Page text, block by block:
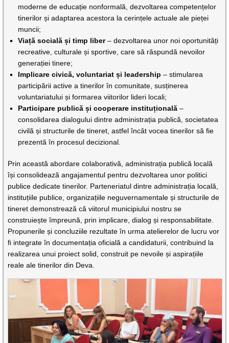
moderne de educație nonformală, dezvoltarea competențelor
tinerilor și adaptarea acestora la cerințele actuale ale pieței
muncii;
Viață socială și timp liber– dezvoltarea unor noi oportunități
recreative, culturale și sportive, care să răspundă nevoilor
generației tinere;
Implicare civică, voluntariat și leadership – stimularea
participării active a tinerilor în comunitate, susținerea
voluntariatului și formarea viitorilor lideri locali;
Participare publică și cooperare instituțională –
consolidarea dialogului dintre administrația publică, societatea
civilă și structurile de tineret, astfel încât vocea tinerilor să fie
prezentă în procesul decizional.
Prin această abordare colaborativă, administrația publică locală
își consolidează angajamentul pentru dezvoltarea unor politici
publice dedicate tinerilor. Parteneriatul dintre administrația locală,
instituțiile publice, organizațiile neguvernamentale și structurile de
tineret demonstrează că viitorul municipiului nostru se
construiește împreună, prin implicare, dialog și responsabilitate.
Propunerile și concluziile rezultate în urma atelierelor de lucru vor
fi integrate în documentația oficială a candidaturii, contribuind la
realizarea unui proiect solid, construit pe nevoile și aspirațiile
reale ale tinerilor din Deva.